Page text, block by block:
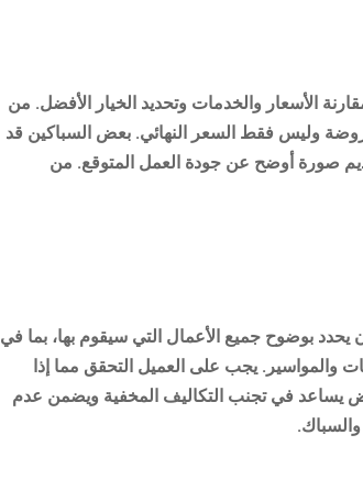
الأسعار والخدمات وتحديد الخيار الأفضل. من
وليس فقط السعر النهائي. بعض السباكين قد
صورة أوضح عن جودة العمل المتوقع. من
بوضوح جميع الأعمال التي سيقوم بها، بما في
والمواسير. يجب على العميل التحقق مما إذا
يساعد في تجنب التكاليف المخفية ويضمن عدم